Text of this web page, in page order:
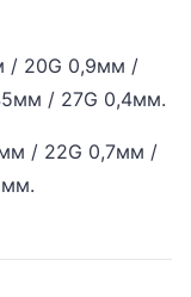
/ 20G 0,9мм /
/ 27G 0,4мм.
/ 22G 0,7мм /